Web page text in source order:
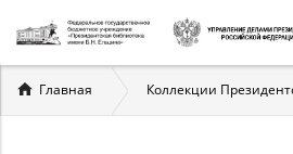
Вы
здесь
Главная Коллекции